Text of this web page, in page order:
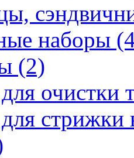
наборы
(2)
очистки
стрижки